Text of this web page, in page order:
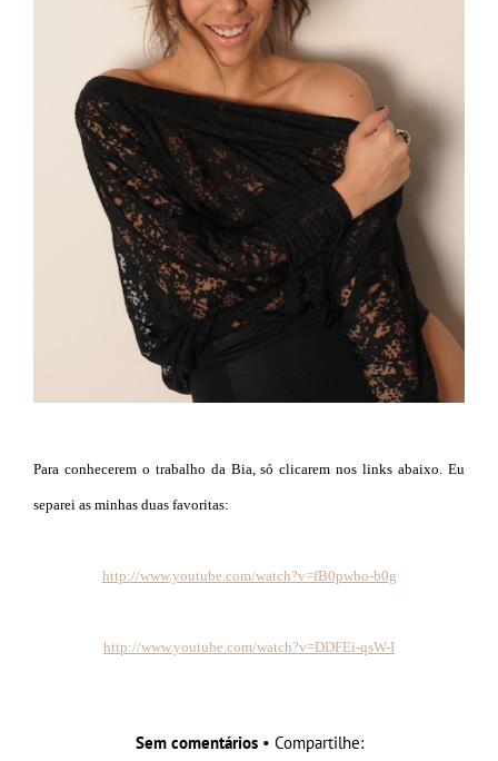
Para conhecerem o trabalho da Bia, só clicarem nos links abaixo. Eu
separei as minhas duas favoritas:
http://www.youtube.com/watch?v=fB0pwbo-b0g
http://www.youtube.com/watch?v=DDFEi-qsW-I
Sem comentários• Compartilhe: